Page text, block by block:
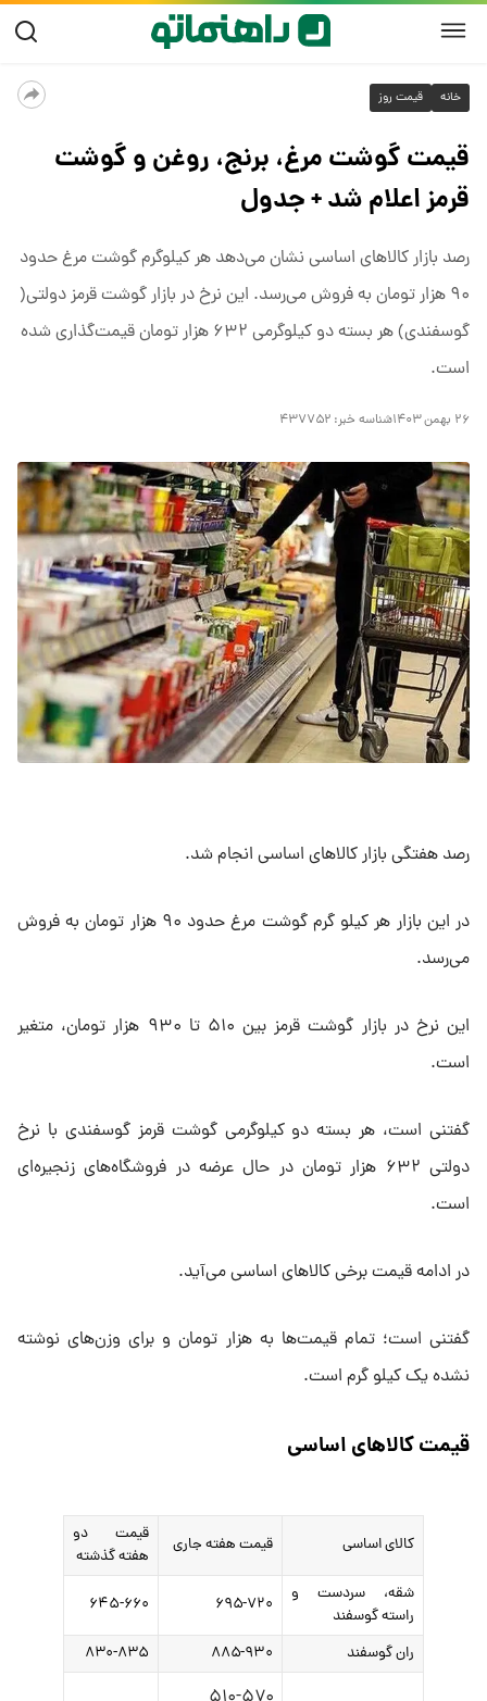
خانه قیمت روز
قیمت گوشت مرغ، برنج، روغن و گوشت
قرمز اعلام شد + جدول
رصد بازار کالاهای اساسی نشان می‌دهد هر کیلوگرم گوشت مرغ حدود
۹۰ هزار تومان به فروش می‌رسد. این نرخ در بازار گوشت قرمز دولتی(
گوسفندی) هر بسته دو کیلوگرمی ۶۳۲ هزار تومان قیمت‌گذاری شده
است.
۲۶ بهمن ۱۴۰۳ شناسه خبر: ۴۳۷۷۵۲
رصد هفتگی بازار کالاهای اساسی انجام شد.
در این بازار هر کیلو گرم گوشت مرغ حدود ۹۰ هزار تومان به فروش
می‌رسد.
این نرخ در بازار گوشت قرمز بین ۵۱۰ تا ۹۳۰ هزار تومان، متغیر
است.
گفتنی است، هر بسته دو کیلوگرمی گوشت قرمز گوسفندی با نرخ
دولتی ۶۳۲ هزار تومان در حال عرضه در فروشگاه‌های زنجیره‌ای
است.
در ادامه قیمت برخی کالاهای اساسی می‌آید.
گفتنی است؛ تمام قیمت‌ها به هزار تومان و برای وزن‌های نوشته
نشده یک کیلو گرم است.
قیمت کالاهای اساسی
کالای اساسی قیمت هفته جاری
قیمت دو
هفته گذشته
شقه، سردست و
راسته گوسفند
۶۹۵-۷۲۰ ۶۴۵-۶۶۰
ران گوسفند ۸۸۵-۹۳۰ ۸۳۰-۸۳۵